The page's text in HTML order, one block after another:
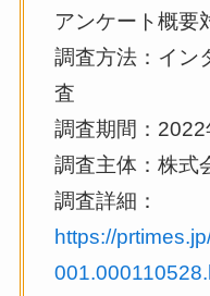
アンケート概要
調査方法：イン
査
調査期間：
調査主体：株式
調査詳細：
https://